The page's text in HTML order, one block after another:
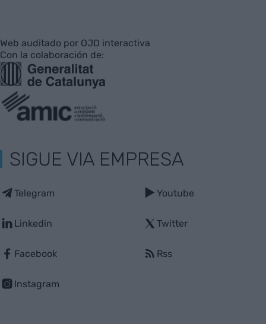
Web auditado por OJD interactiva
Con la colaboración de:
SIGUE VIA EMPRESA
Telegram
Linkedin
Facebook
Instagram
Youtube
Twitter
Rss